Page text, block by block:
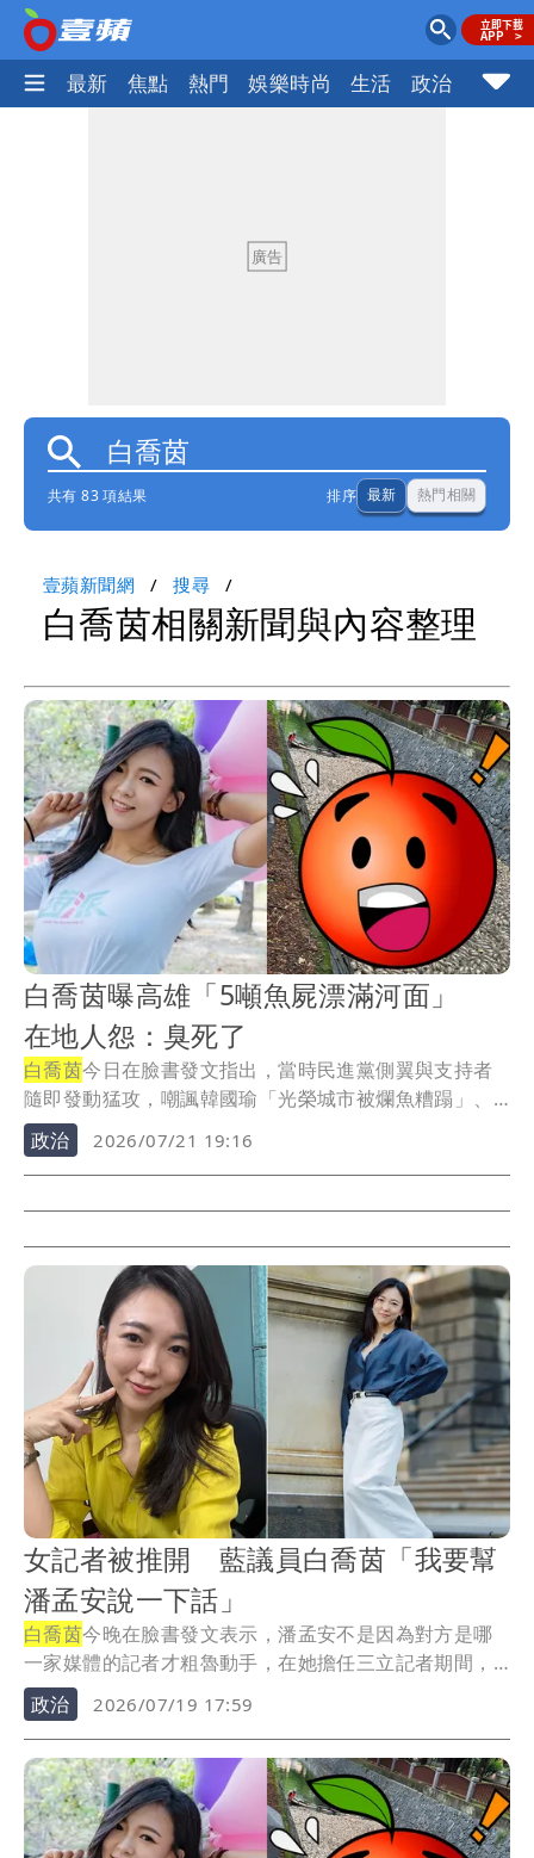
最新 焦點 熱門 娛樂時尚 生活 政治 社會
共有 83 項結果 排序 最新 熱門相關
壹蘋新聞網 搜尋
白喬茵相關新聞與內容整理
白喬茵曝高雄「5噸魚屍漂滿河面」
在地人怨：臭死了
白喬茵今日在臉書發文指出，當時民進黨側翼與支持者
隨即發動猛攻，嘲諷韓國瑜「光榮城市被爛魚糟蹋」、
「垃...
政治 2026/07/21 19:16
女記者被推開 藍議員白喬茵「我要幫
潘孟安說一下話」
白喬茵今晚在臉書發文表示，潘孟安不是因為對方是哪
一家媒體的記者才粗魯動手，在她擔任三立記者期間，
也曾...
政治 2026/07/19 17:59